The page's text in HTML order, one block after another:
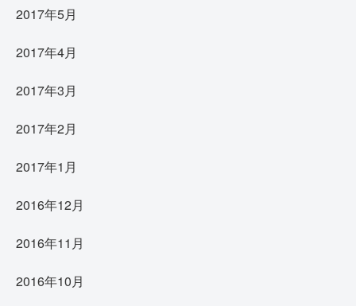
2017年5月
2017年4月
2017年3月
2017年2月
2017年1月
2016年12月
2016年11月
2016年10月